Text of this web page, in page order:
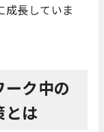
成長していま
ク中の
とは